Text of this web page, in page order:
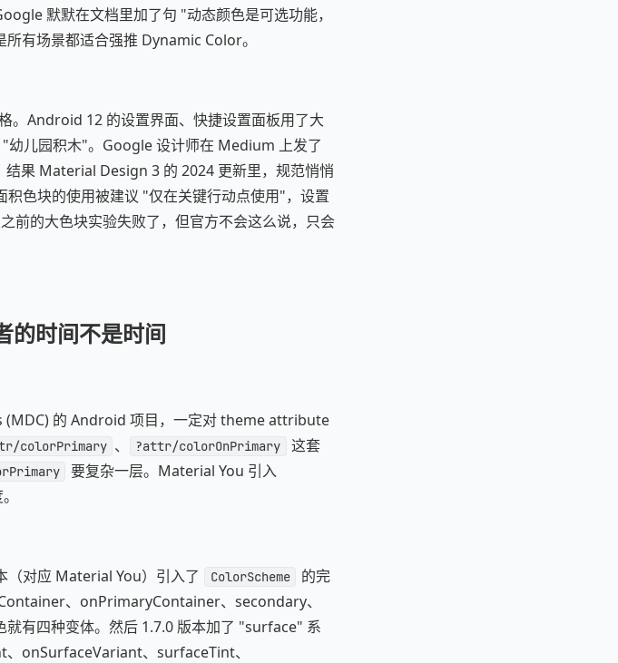
默默在文档里加了句 "动态颜色是可选功能，
有场景都适合强推 Dynamic Color。
。Android 12 的设置界面、快捷设置面板用了大
幼儿园积木"。Google 设计师在 Medium 上发了
果 Material Design 3 的 2024 更新里，规范悄悄
色块的使用被建议 "仅在关键行动点使用"，设置
前的大色块实验失败了，但官方不会这么说，只会
的时间不是时间
的 Android 项目，一定对 theme attribute
colorPrimary 、 ?attr/colorOnPrimary
这套
要复杂一层。Material You 引入
对应 Material You）引入了 ColorScheme
的完
、onPrimaryContainer、secondary、
有四种变体。然后 1.7.0 版本加了 "surface" 系
onSurfaceVariant、surfaceTint、